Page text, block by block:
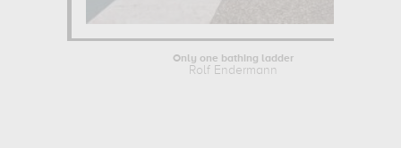
Only one bathing ladder
Rolf Endermann